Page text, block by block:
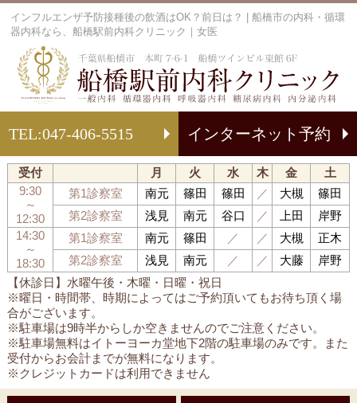
インフルエンザ予防接種後の飲酒はOK？前日は？ | 船橋市の内科・循環
器内科なら、船橋駅前内科クリニック｜女医
TEL:047-406-5515 インターネット予約
【休診日】水曜午後・木曜・日曜・祝日
※曜日・時間帯、時期によってはご予約頂いてもお待ち頂く場
合がございます。
※駐車場は9時半からしか空きませんのでご注意ください。
※駐車場無料はイトーヨーカ堂地下2階の駐車場のみです。また
受付からお会計までが無料になります。
※クレジットカードは利用できません
受付 月 火 水 木 金
土
9:30
～
12:30
第1診察室 南元 篠田 篠田 ／ 大槻
篠田
第2診察室
浅見 南元 谷口 ／ 上田
岸野
14:30
～
18:30
第1診察室 南元 篠田 ／ ／ 大槻
正木
第2診察室
浅見 南元 ／ ／ 大藤 岸野